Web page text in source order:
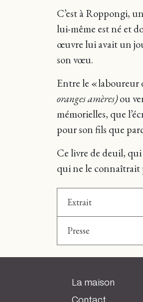
C’est à Roppongi,
lui-même est né et
œuvre lui avait un
son vœu.
Entre le « laboureur
oranges amères)ou
mémorielles, que
pour son fils que
Ce livre de deuil,
qui ne le connaîtrait
Extrait
Presse
La maison
Contact